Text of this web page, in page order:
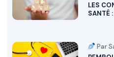
LES
SANTÉ
Par